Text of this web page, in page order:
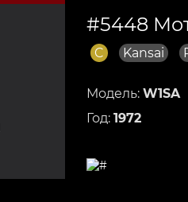
#5448
C Kansai
Модель: W1SA
Год: 1972